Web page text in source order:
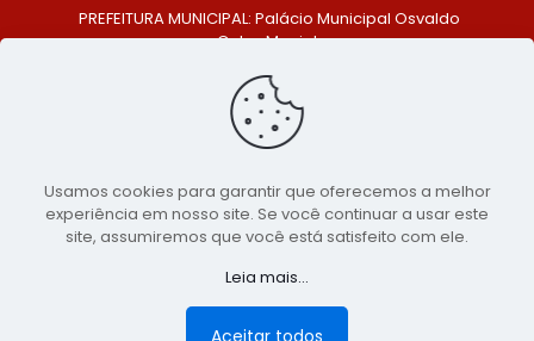
PREFEITURA MUNICIPAL: Palácio Municipal Osvaldo
Celso Maciel
Centro, São Bento do Una - PE. CEP: 553370-128
TELEFONE: (81) 99548-1569
E-MAIL: ouvidoria@saobentodouna.pe.gov.br
Copyright 2021-2026 - Assessoria de Comunicação da
Prefeitura de São Bento do Una - PE
publicidadeLumusWeb - Agência Digital
Usamos cookies para garantir que oferecemos a melhor
experiência em nosso site. Se você continuar a usar este
site, assumiremos que você está satisfeito com ele.
Leia mais...
Aceitar todos